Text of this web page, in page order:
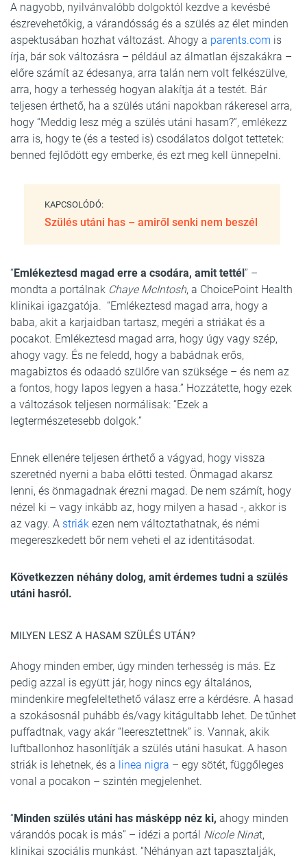
A nagyobb, nyilvánvalóbb dolgoktól kezdve a kevésbé
észrevehetőkig, a várandósság és a szülés az élet minden
aspektusában hozhat változást. Ahogy a parents.com is
írja, bár sok változásra – például az álmatlan éjszakákra –
előre számít az édesanya, arra talán nem volt felkészülve,
arra, hogy a terhesség hogyan alakítja át a testét. Bár
teljesen érthető, ha a szülés utáni napokban rákeresel arra,
hogy “Meddig lesz még a szülés utáni hasam?”, emlékezz
arra is, hogy te (és a tested is) csodálatos dolgot tettetek:
benned fejlődött egy emberke, és ezt meg kell ünnepelni.
KAPCSOLÓDÓ:
Szülés utáni has – amiről senki nem beszél
“Emlékeztesd magad erre a csodára, amit tettél” –
mondta a portálnak Chaye McIntosh, a ChoicePoint Health
klinikai igazgatója. “Emlékeztesd magad arra, hogy a
baba, akit a karjaidban tartasz, megéri a striákat és a
pocakot. Emlékeztesd magad arra, hogy úgy vagy szép,
ahogy vagy. És ne feledd, hogy a babádnak erős,
magabiztos és odaadó szülőre van szüksége – és nem az
a fontos, hogy lapos legyen a hasa.” Hozzátette, hogy ezek
a változások teljesen normálisak: “Ezek a
legtermészetesebb dolgok.”
Ennek ellenére teljesen érthető a vágyad, hogy vissza
szeretnéd nyerni a baba előtti tested. Önmagad akarsz
lenni, és önmagadnak érezni magad. De nem számít, hogy
nézel ki – vagy inkább az, hogy milyen a hasad -, akkor is
az vagy. A striák ezen nem változtathatnak, és némi
megereszkedett bőr nem veheti el az identitásodat.
Következzen néhány dolog, amit érdemes tudni a szülés
utáni hasról.
MILYEN LESZ A HASAM SZÜLÉS UTÁN?
Ahogy minden ember, úgy minden terhesség is más. Ez
pedig azzal is együtt jár, hogy nincs egy általános,
mindenkire megfeleltethető válasz erre a kérdésre. A hasad
a szokásosnál puhább és/vagy kitágultabb lehet. De tűnhet
puffadtnak, vagy akár “leeresztettnek” is. Vannak, akik
luftballonhoz hasonlítják a szülés utáni hasukat. A hason
striák is lehetnek, és a linea nigra – egy sötét, függőleges
vonal a pocakon – szintén megjelenhet.
“Minden szülés utáni has másképp néz ki, ahogy minden
várandós pocak is más” – idézi a portál Nicole Ninat,
klinikai szociális munkást. “Néhányan azt tapasztalják,